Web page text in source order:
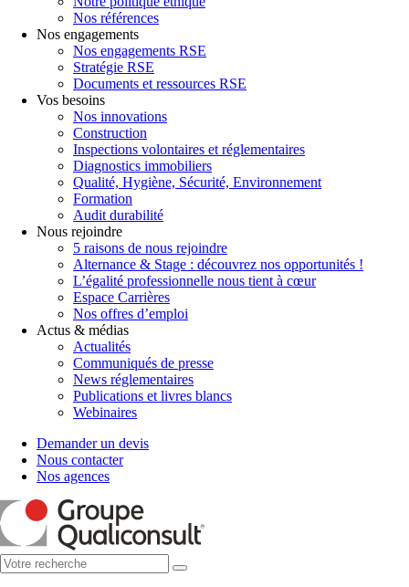
Nos références
Nos engagements
Nos engagements RSE
Stratégie RSE
Documents et ressources RSE
Vos besoins
Nos innovations
Construction
Inspections volontaires et réglementaires
Diagnostics immobiliers
Qualité, Hygiène, Sécurité, Environnement
Formation
Audit durabilité
Nous rejoindre
5 raisons de nous rejoindre
Alternance & Stage : découvrez nos opportunités !
L’égalité professionnelle nous tient à cœur
Espace Carrières
Nos offres d’emploi
Actus & médias
Actualités
Communiqués de presse
News réglementaires
Publications et livres blancs
Webinaires
Demander un devis
Nous contacter
Nos agences